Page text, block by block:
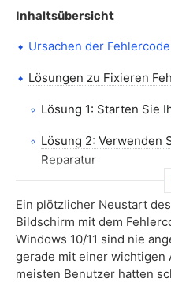
Inhaltsübersicht
Ursachen der
Lösungen zu Fixieren
Lösung 1: Starten Sie
Lösung 2: Verwenden
Reparatur
Lösung 3: erstellen
(BCD)
Lösung 4: Verwenden
Ein plötzlicher Neustart
Bildschirm mit dem
Windows 10/11 sind nie
gerade mit einer wichtigen
meisten Benutzer hatten